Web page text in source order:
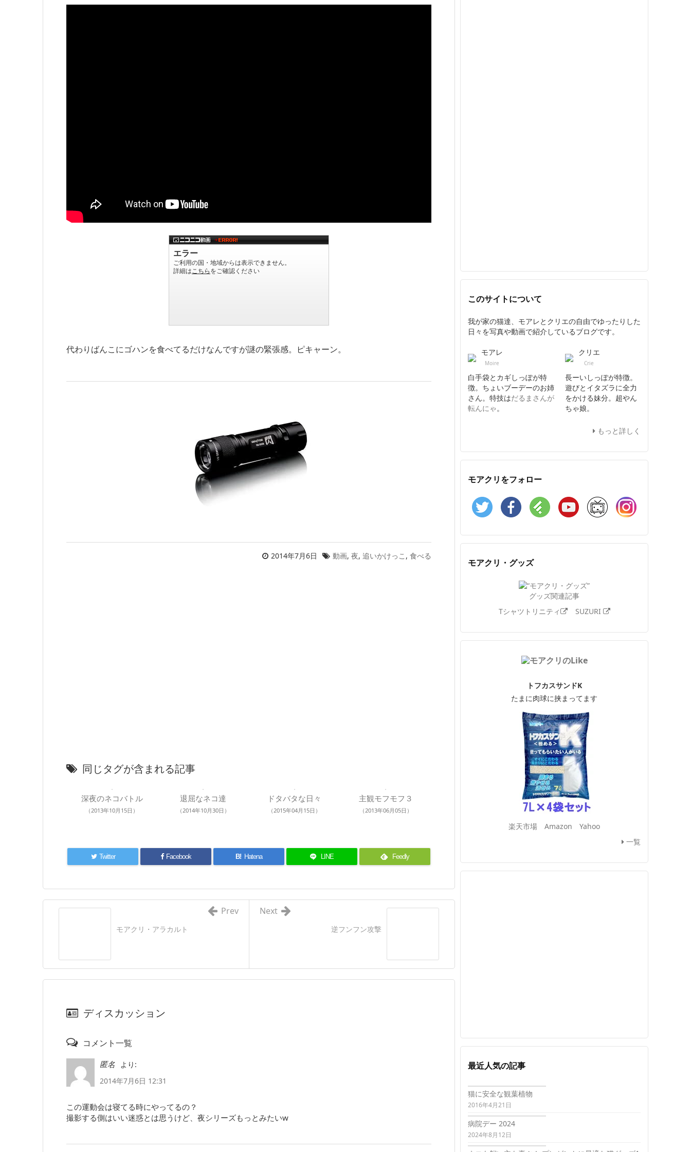
代わりばんこにゴハンを食べてるだけなんですが謎の緊張感。ピキャーン。
2014年7月6日 動画, 夜, 追いかけっこ , 食べる
同じタグが含まれる記事
深夜のネコバトル
（2013年10月15日）
退屈なネコ達
（2014年10月30日）
ドタバタな日々
（2015年04月15日）
主観モフモフ３
（2013年06月05日）
Twitter Facebook B! Hatena LINE Feedly
逆フンフン攻撃
Next
モアクリ・アラカルト
Prev
ディスカッション
コメント一覧
匿名
より:
2014年7月6日 12:31
この運動会は寝てる時にやってるの？
撮影する側はいい迷惑とは思うけど、夜シリーズもっとみたいw
このサイトについて
我が家の猫達、モアレとクリエの自由でゆったりした
日々を写真や動画で紹介しているブログです。
モアレ
Moire
白手袋とカギしっぽが特
徴。ちょいブーデーのお姉
さん。特技はだるまさんが
転んにゃ。
クリエ
Crie
長ーいしっぽが特徴。
遊びとイタズラに全力
をかける妹分。超やん
ちゃ娘。
もっと詳しく
モアクリをフォロー
Twitter Facebook Feedly YouTube ニコニコ動画
モアクリ・グッズ
グッズ関連記事
Tシャツトリニティ
SUZURI
トフカスサンドK
たまに肉球に挟まってます
楽天市場 Amazon
Yahoo
一覧
最近人気の記事
猫に安全な観葉植物
2016年4月21日
病院デー 2024
2024年8月12日